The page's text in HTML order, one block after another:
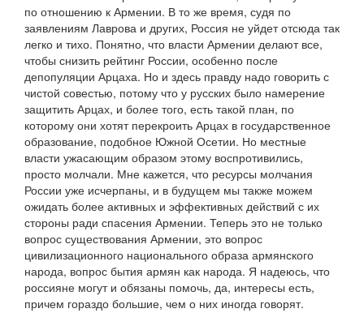
по отношению к Армении. В то же время, судя по
заявлениям Лаврова и других, Россия не уйдет отсюда так
легко и тихо. Понятно, что власти Армении делают все,
чтобы снизить рейтинг России, особенно после
депопуляции Арцаха. Но и здесь правду надо говорить с
чистой совестью, потому что у русских было намерение
защитить Арцах, и более того, есть такой план, по
которому они хотят перекроить Арцах в государственное
образование, подобное Южной Осетии. Но местные
власти ужасающим образом этому воспротивились,
просто молчали. Мне кажется, что ресурсы молчания
России уже исчерпаны, и в будущем мы также можем
ожидать более активных и эффективных действий с их
стороны ради спасения Армении. Теперь это не только
вопрос существования Армении, это вопрос
цивилизационного национального образа армянского
народа, вопрос бытия армян как народа. Я надеюсь, что
россияне могут и обязаны помочь, да, интересы есть,
причем гораздо большие, чем о них иногда говорят.